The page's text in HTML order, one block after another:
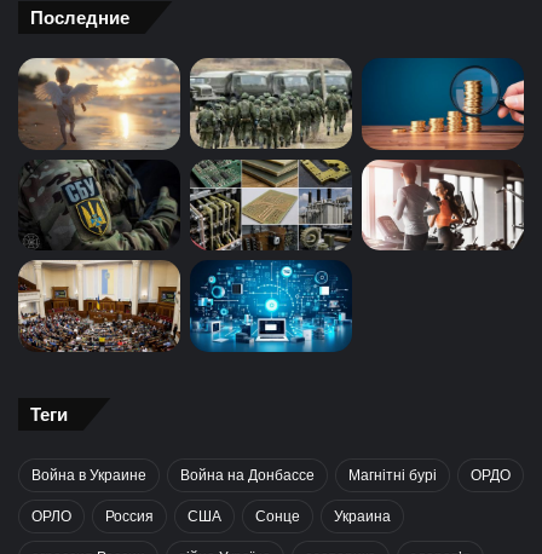
Последние
Теги
Война в Украине Война на Донбассе Магнітні бурі ОРДО
ОРЛО Россия США Сонце Украина